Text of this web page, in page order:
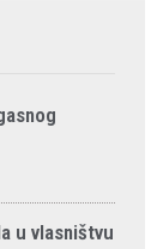
u vlasništvu